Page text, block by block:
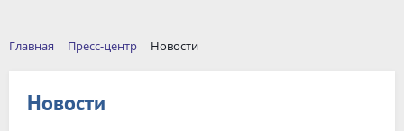
Главная Пресс-центр Новости
Новости